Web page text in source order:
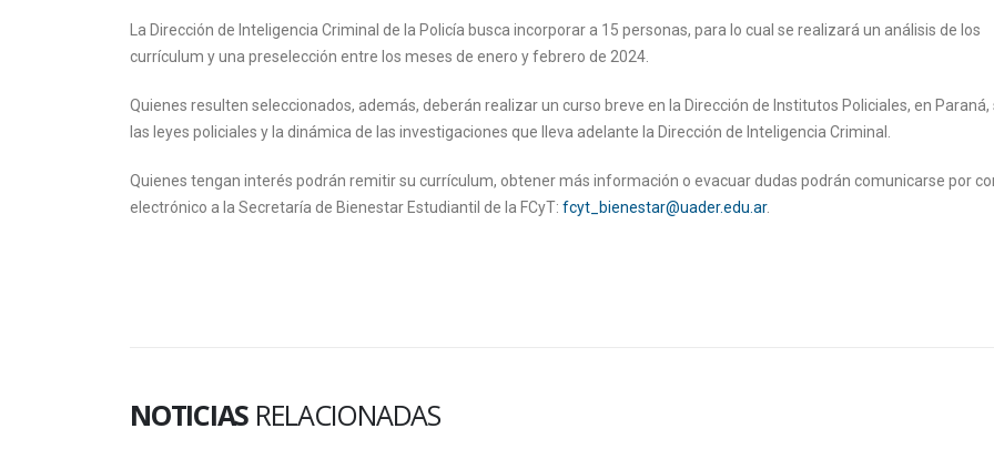
La Dirección de Inteligencia Criminal de la Policía busca incorporar a 15 personas, para lo cual se realizará un análisis de los
currículum y una preselección entre los meses de enero y febrero de 2024.
Quienes resulten seleccionados, además, deberán realizar un curso breve en la Dirección de Institutos Policiales, en Paraná,
las leyes policiales y la dinámica de las investigaciones que lleva adelante la Dirección de Inteligencia Criminal.
Quienes tengan interés podrán remitir su currículum, obtener más información o evacuar dudas podrán comunicarse por
electrónico a la Secretaría de Bienestar Estudiantil de la FCyT: fcyt_bienestar@uader.edu.ar.
NOTICIAS RELACIONADAS